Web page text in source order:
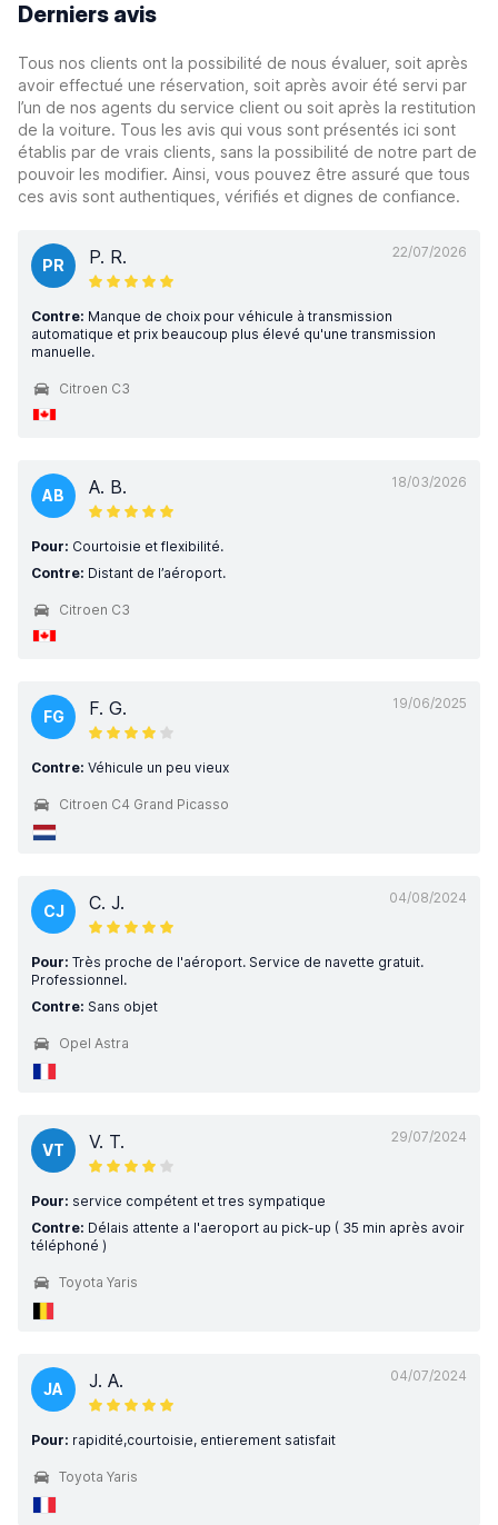
Derniers avis
Tous nos clients ont la possibilité de nous évaluer, soit après
avoir effectué une réservation, soit après avoir été servi par
l’un de nos agents du service client ou soit après la restitution
de la voiture. Tous les avis qui vous sont présentés ici sont
établis par de vrais clients, sans la possibilité de notre part de
pouvoir les modifier. Ainsi, vous pouvez être assuré que tous
ces avis sont authentiques, vérifiés et dignes de confiance.
22/07/2026
PR P. R.
Contre: Manque de choix pour véhicule à transmission
automatique et prix beaucoup plus élevé qu'une transmission
manuelle.
Citroen C3
18/03/2026
AB A. B.
Pour: Courtoisie et flexibilité.
Contre: Distant de l’aéroport.
Citroen C3
19/06/2025
FG F. G.
Contre: Véhicule un peu vieux
Citroen C4 Grand Picasso
04/08/2024
CJ C. J.
Pour: Très proche de l'aéroport. Service de navette gratuit.
Professionnel.
Contre: Sans objet
Opel Astra
29/07/2024
VT V. T.
Pour: service compétent et tres sympatique
Contre: Délais attente a l'aeroport au pick-up ( 35 min après avoir
téléphoné )
Toyota Yaris
04/07/2024
JA J. A.
Pour: rapidité,courtoisie, entierement satisfait
Toyota Yaris